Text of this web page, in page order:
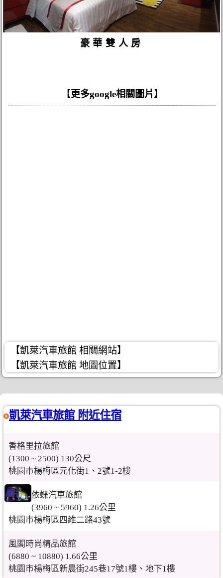
豪華雙人房
【更多google相關圖片】
【凱萊汽車旅館 相關網站】
【凱萊汽車旅館 地圖位置】
凱萊汽車旅館 附近住宿
香格里拉旅館
(1300 ~ 2500) 130公尺
桃園市楊梅區元化街1、2號1-2樓
依蝶汽車旅館
(3960 ~ 5960) 1.26公里
桃園市楊梅區四維二路43號
風閣時尚精品旅館
(6880 ~ 10880) 1.66公里
桃園市楊梅區新農街245巷17號1樓、地下1樓